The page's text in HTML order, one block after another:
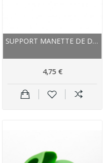
SUPPORT MANETTE DE DÉRAILLEUR HOPE ALU...
4,75 €